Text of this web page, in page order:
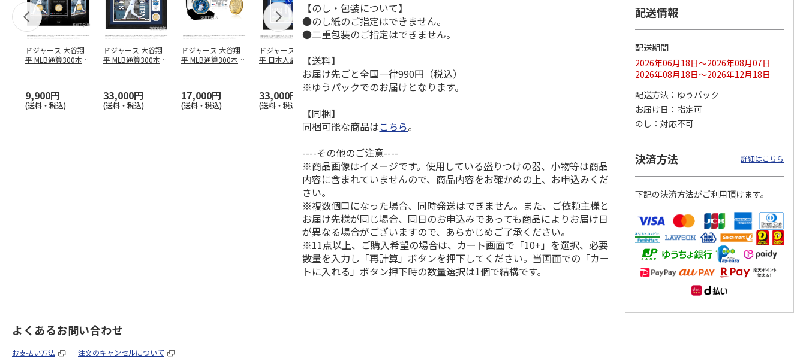
ドジャース 大谷翔
平 MLB通算300本塁
9,900円
(送料・税込)
ドジャース 大谷翔
平 MLB通算300本塁
33,000円
(送料・税込)
ドジャース 大谷翔
平 MLB通算300本塁
17,000円
(送料・税込)
ドジャース 大谷翔
平 日本人最多53試
合連続出塁記念 ダ
33,000円
(送料・税込)
4月投手…
33,000円
合連続出塁記念 コ
イ…
9,900円
ドジャース 大谷翔
平 日本人最多53試
合連続出塁記念 シ
ル…
17,000円
(送料・税込)
谷翔平 2026 NL 3・
4月投手…
【のし・包装について】
●のし紙のご指定はできません。
●二重包装のご指定はできません。
【送料】
お届け先ごと全国一律990円（税込）
※ゆうパックでのお届けとなります。
【同梱】
同梱可能な商品はこちら。
----その他のご注意----
※商品画像はイメージです。使用している盛りつけの器、小物等は商品
内容に含まれていませんので、商品内容をお確かめの上、お申込みくだ
さい。
※複数個口になった場合、同時発送はできません。また、ご依頼主様と
お届け先様が同じ場合、同日のお申込みであっても商品によりお届け日
が異なる場合がございますので、あらかじめご了承ください。
※11点以上、ご購入希望の場合は、カート画面で「10+」を選択、必要
数量を入力し「再計算」ボタンを押下してください。当画面での「カー
トに入れる」ボタン押下時の数量選択は1個で結構です。
配送情報
配送期間
2026年06月18日～2026年08月07日
2026年08月18日～2026年12月18日
配送方法
ゆうパック
お届け日
指定可
のし
対応不可
決済方法 詳細はこちら
下記の決済方法がご利用頂けます。
よくあるお問い合わせ
お支払い方法 注文のキャンセルについて